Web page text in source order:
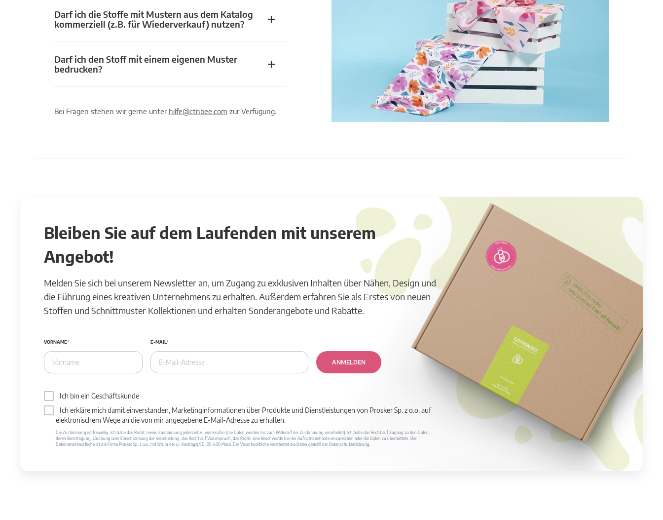
Darf ich die Stoffe mit Mustern aus dem Katalog
kommerziell (z.B. für Wiederverkauf) nutzen?
Darf ich den Stoff mit einem eigenen Muster
bedrucken?
Bei Fragen stehen wir gerne unter hilfe@ctnbee.com zur Verfügung.
Bleiben Sie auf dem Laufenden mit unserem
Angebot!
Melden Sie sich bei unserem Newsletter an, um Zugang zu exklusiven Inhalten über Nähen, Design und
die Führung eines kreativen Unternehmens zu erhalten. Außerdem erfahren Sie als Erstes von neuen
Stoffen und Schnittmuster Kollektionen und erhalten Sonderangebote und Rabatte.
VORNAME E-MAIL
ANMELDEN
Ich bin ein Geschäftskunde
Ich erkläre mich damit einverstanden, Marketinginformationen über Produkte und Dienstleistungen von Prosker Sp. z o.o. auf
elektronischem Wege an die von mir angegebene E-Mail-Adresse zu erhalten.
Die Zustimmung ist freiwillig. Ich habe das Recht, meine Zustimmung jederzeit zu widerrufen (die Daten werden bis zum Widerruf der Zustimmung verarbeitet). Ich habe das Recht auf Zugang zu den Daten,
deren Berichtigung, Löschung oder Einschränkung der Verarbeitung, das Recht auf Widerspruch, das Recht, eine Beschwerde bei der Aufsichtsbehörde einzureichen oder die Daten zu übermitteln. Der
Datenverantwortliche ist die Firma Prosker Sp. z o.o., mit Sitz in der ul. Kostrogaj 9D, 09-400 Płock. Der Verantwortliche verarbeitet die Daten gemäß der Datenschutzerklärung.